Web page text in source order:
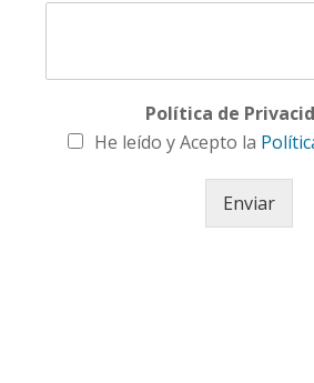
Política de
He leído y Acepto la
Enviar